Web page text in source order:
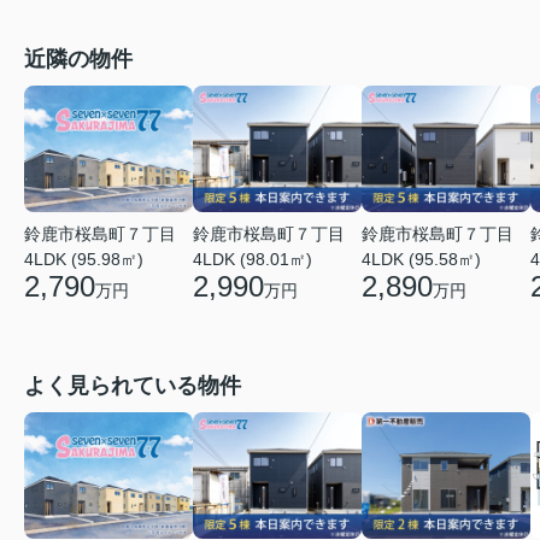
近隣の物件
鈴鹿市桜島町７丁目
4LDK (95.98㎡)
2,790万円
鈴鹿市桜島町７丁目
4LDK (98.01㎡)
2,990万円
鈴鹿市桜島町７丁目
4LDK (95.58㎡)
2,890万円
よく見られている物件